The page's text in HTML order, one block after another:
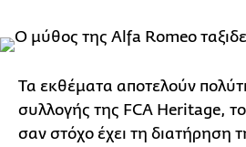
Τα εκθέματα αποτελούν
συλλογής της FCA Heritage,
σαν στόχο έχει τη διατήρηση